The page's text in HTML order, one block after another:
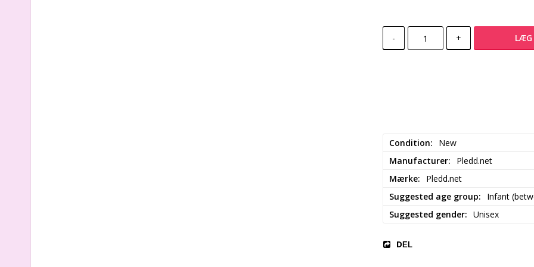
- + LÆG
Condition
New
Manufacturer
Pledd.net
Mærke
Pledd.net
Suggested age group
Infant
Suggested gender
Unisex
DEL